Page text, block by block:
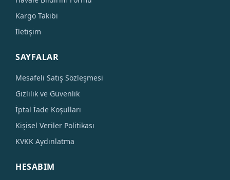
Kargo Takibi
İletişim
SAYFALAR
Mesafeli Satış Sözleşmesi
Gizlilik ve Güvenlik
İptal İade Koşulları
Kişisel Veriler Politikası
KVKK Aydınlatma
HESABIM